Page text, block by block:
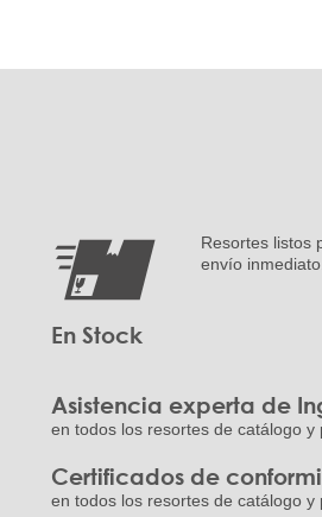
En Stock
Resortes listos
envío
Asistencia experta de
en todos los resortes de catálogo y
Certificados de
en todos los resortes de catálogo y